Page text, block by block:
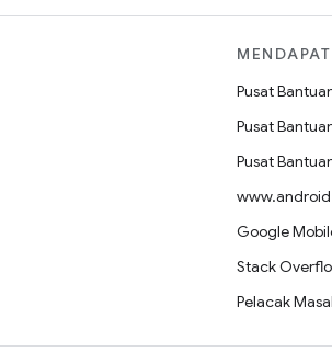
Pusat
Pusat
Pusat
Google
Stack
Pelacak